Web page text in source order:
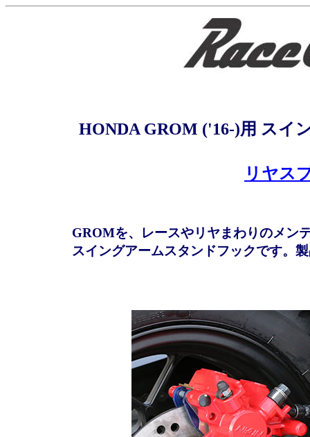
HONDA GROM ('16-)用 ス
リヤス
GROMを、レースやリヤまわりのメン
スイングアームスタンドフックです。